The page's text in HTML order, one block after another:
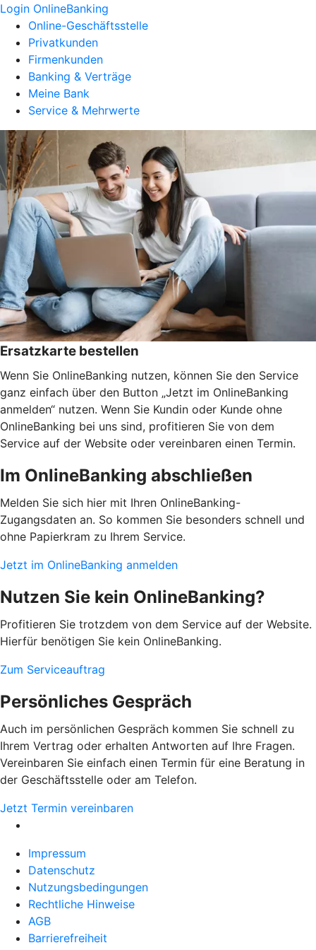
Login OnlineBanking
Online-Geschäftsstelle
Privatkunden
Firmenkunden
Banking & Verträge
Meine Bank
Service & Mehrwerte
Ersatzkarte bestellen
Wenn Sie OnlineBanking nutzen, können Sie den Service
ganz einfach über den Button „Jetzt im OnlineBanking
anmelden“ nutzen. Wenn Sie Kundin oder Kunde ohne
OnlineBanking bei uns sind, profitieren Sie von dem
Service auf der Website oder vereinbaren einen Termin.
Im OnlineBanking abschließen
Melden Sie sich hier mit Ihren OnlineBanking-
Zugangsdaten an. So kommen Sie besonders schnell und
ohne Papierkram zu Ihrem Service.
Jetzt im OnlineBanking anmelden
Nutzen Sie kein OnlineBanking?
Profitieren Sie trotzdem von dem Service auf der Website.
Hierfür benötigen Sie kein OnlineBanking.
Zum Serviceauftrag
Persönliches Gespräch
Auch im persönlichen Gespräch kommen Sie schnell zu
Ihrem Vertrag oder erhalten Antworten auf Ihre Fragen.
Vereinbaren Sie einfach einen Termin für eine Beratung in
der Geschäftsstelle oder am Telefon.
Jetzt Termin vereinbaren
Impressum
Datenschutz
Nutzungsbedingungen
Rechtliche Hinweise
AGB
Barrierefreiheit